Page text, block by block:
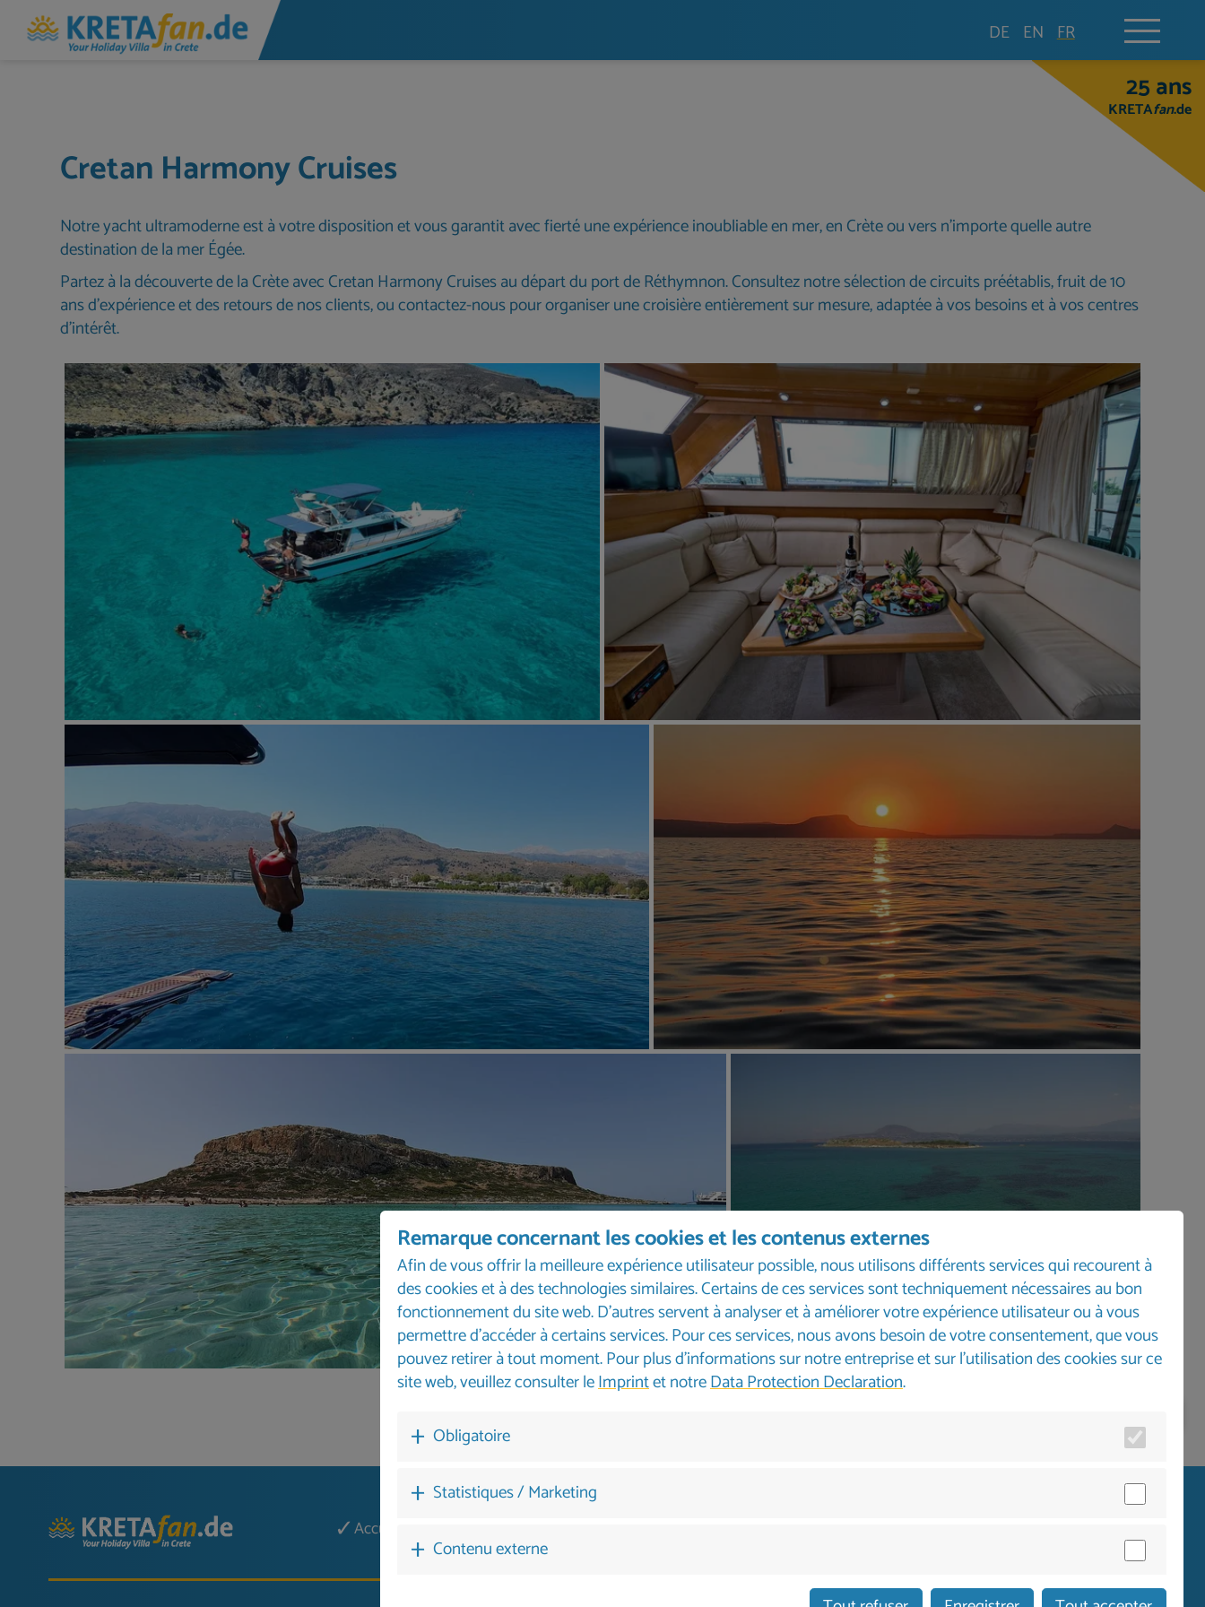
DE EN FR
25 ans
KRETAfan.de
Cretan Harmony Cruises
Notre yacht ultramoderne est à votre disposition et vous garantit avec fierté une expérience inoubliable en mer, en Crète ou vers n'importe quelle autre
destination de la mer Égée.
Partez à la découverte de la Crète avec Cretan Harmony Cruises au départ du port de Réthymnon. Consultez notre sélection de circuits préétablis, fruit de 10
ans d’expérience et des retours de nos clients, ou contactez-nous pour organiser une croisière entièrement sur mesure, adaptée à vos besoins et à vos centres
d’intérêt.
Accueil des clients allemands
Remarque concernant les cookies et les contenus externes
Afin de vous offrir la meilleure expérience utilisateur possible, nous utilisons différents services qui recourent à
des cookies et à des technologies similaires. Certains de ces services sont techniquement nécessaires au bon
fonctionnement du site web. D'autres servent à analyser et à améliorer votre expérience utilisateur ou à vous
permettre d'accéder à certains services. Pour ces services, nous avons besoin de votre consentement, que vous
pouvez retirer à tout moment. Pour plus d'informations sur notre entreprise et sur l'utilisation des cookies sur ce
site web, veuillez consulter leImprintet notreData Protection Declaration.
Obligatoire
Statistiques / Marketing
Statistiques / Marketing
Contenu externe
Contenu externe